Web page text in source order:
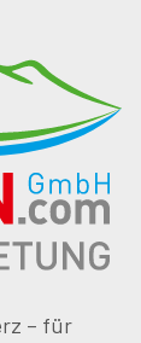
– für